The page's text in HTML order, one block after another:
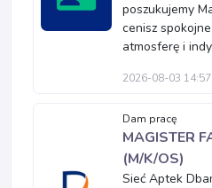
poszukujemy
cenisz
atmosferę i
2026-08-03 14:57
Dam pracę
MAGISTER
(M/K/OS)
Sieć Aptek